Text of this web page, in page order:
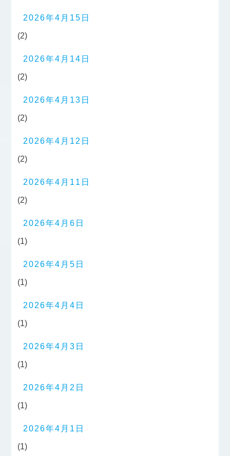
2026年4月15日
(2)
2026年4月14日
(2)
2026年4月13日
(2)
2026年4月12日
(2)
2026年4月11日
(2)
2026年4月6日
(1)
2026年4月5日
(1)
2026年4月4日
(1)
2026年4月3日
(1)
2026年4月2日
(1)
2026年4月1日
(1)